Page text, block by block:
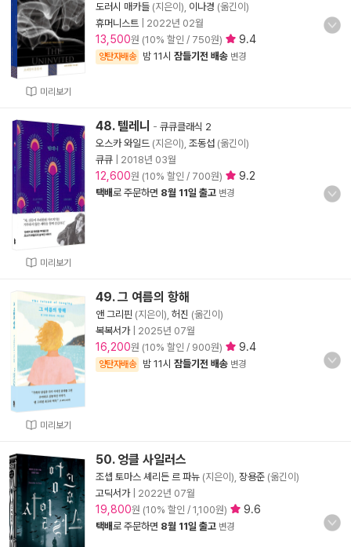
미리보기
도러시 매카들 (지은이), 이나경 (옮긴이)
휴머니스트
2022년 02월
13,500원 (10% 할인 / 750원) 9.4
양탄자배송 밤 11시 잠들기전 배송 변경
미리보기
48. 텔레니 - 큐큐클래식 2
오스카 와일드 (지은이), 조동섭 (옮긴이)
큐큐
2018년 03월
12,600원 (10% 할인 / 700원) 9.2
택배로 주문하면 8월 11일 출고 변경
미리보기
49. 그 여름의 항해
앤 그리핀 (지은이), 허진 (옮긴이)
복복서가| 2025년 07월
16,200원 (10% 할인 / 900원) 9.4
양탄자배송 밤 11시 잠들기전 배송 변경
50. 엉클 사일러스
조셉 토마스 셰리든 르 파뉴 (지은이), 장용준 (옮긴이)
고딕서가| 2022년 07월
19,800원 (10% 할인 / 1,100원) 9.6
택배로 주문하면 8월 11일 출고 변경